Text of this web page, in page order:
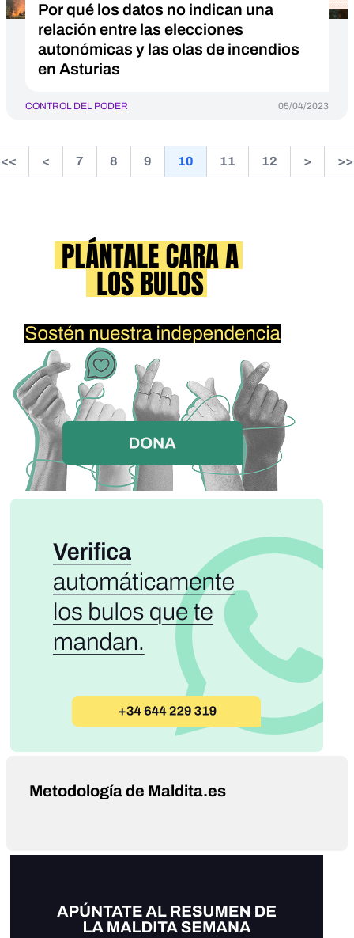
Por qué los datos no indican una
relación entre las elecciones
autonómicas y las olas de incendios
en Asturias
CONTROL DEL PODER 05/04/2023
<< < 7 8 9 10 11 12 > >>
Metodología de Maldita.es